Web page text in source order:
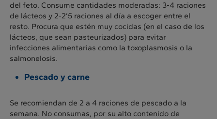
del feto. Consume cantidades moderadas: 3-4 raciones
de lácteos y 2-2’5 raciones al día a escoger entre el
resto. Procura que estén muy cocidas (en el caso de los
lácteos, que sean pasteurizados) para evitar
infecciones alimentarias como la toxoplasmosis o la
salmonelosis.
Pescado y carne
Se recomiendan de 2 a 4 raciones de pescado a la
semana. No consumas, por su alto contenido de